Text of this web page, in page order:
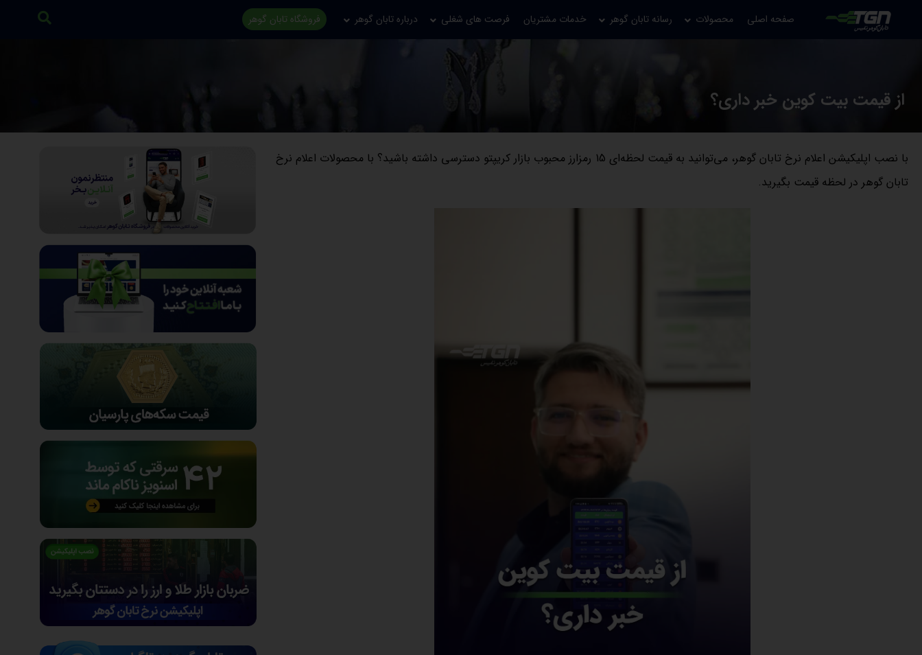
صفحه اصلی محصولات رسانه تابان گوهر خدمات مشتریان فرصت های شغلی درباره تابان گوهر فروشگاه تابان گوهر
از قیمت بیت کوین خبر داری؟
با نصب اپلیکیشن اعلام نرخ تابان گوهر، می‌توانید به قیمت لحظه‌ای 15 رمزارز محبوب بازار کریپتو دسترسی داشته باشید؟ با محصولات اعلام نرخ
تابان گوهر در لحظه قیمت بگیرید.